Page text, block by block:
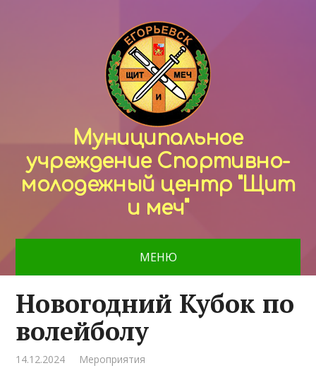
Муниципальное
учреждение Спортивно-
молодежный центр "Щит
и меч"
МЕНЮ
Новогодний Кубок по
волейболу
14.12.2024 Мероприятия